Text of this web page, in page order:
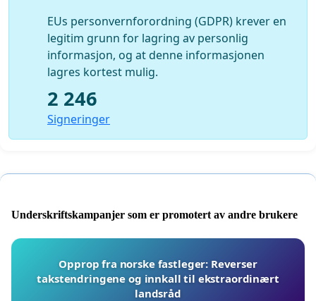
EUs personvernforordning (GDPR) krever en
legitim grunn for lagring av personlig
informasjon, og at denne informasjonen
lagres kortest mulig.
2 246
Signeringer
Underskriftskampanjer som er promotert av andre brukere
Opprop fra norske fastleger: Reverser
takstendringene og innkall til ekstraordinært
landsråd